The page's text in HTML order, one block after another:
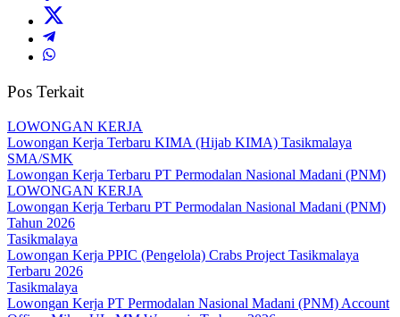
Pos Terkait
LOWONGAN KERJA
Lowongan Kerja Terbaru KIMA (Hijab KIMA) Tasikmalaya
SMA/SMK
Lowongan Kerja Terbaru PT Permodalan Nasional Madani (PNM)
LOWONGAN KERJA
Lowongan Kerja Terbaru PT Permodalan Nasional Madani (PNM)
Tahun 2026
Tasikmalaya
Lowongan Kerja PPIC (Pengelola) Crabs Project Tasikmalaya
Terbaru 2026
Tasikmalaya
Lowongan Kerja PT Permodalan Nasional Madani (PNM) Account